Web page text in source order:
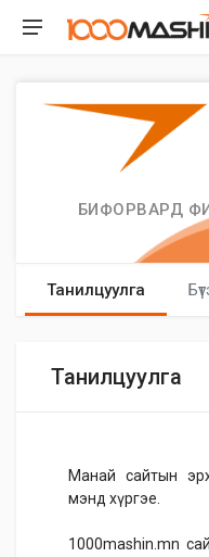
БИФОРВАРД
Танилцуулга
Танилцуулга
Манай сайтын
мэнд хүргэе.
1000mashin.mn